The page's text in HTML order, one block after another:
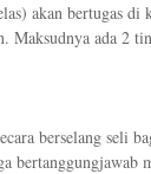
akan bertugas di
Maksudnya ada 2
berselang seli
bertanggungjawab